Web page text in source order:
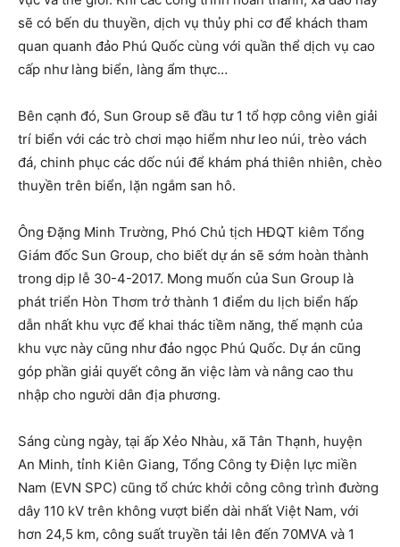
sẽ có bến du thuyền, dịch vụ thủy phi cơ để khách tham
quan quanh đảo Phú Quốc cùng với quần thể dịch vụ cao
cấp như làng biển, làng ẩm thực…
Bên cạnh đó, Sun Group sẽ đầu tư 1 tổ hợp công viên giải
trí biển với các trò chơi mạo hiểm như leo núi, trèo vách
đá, chinh phục các dốc núi để khám phá thiên nhiên, chèo
thuyền trên biển, lặn ngắm san hô.
Ông Đặng Minh Trường, Phó Chủ tịch HĐQT kiêm Tổng
Giám đốc Sun Group, cho biết dự án sẽ sớm hoàn thành
trong dịp lễ 30-4-2017. Mong muốn của Sun Group là
phát triển Hòn Thơm trở thành 1 điểm du lịch biển hấp
dẫn nhất khu vực để khai thác tiềm năng, thế mạnh của
khu vực này cũng như đảo ngọc Phú Quốc. Dự án cũng
góp phần giải quyết công ăn việc làm và nâng cao thu
nhập cho người dân địa phương.
Sáng cùng ngày, tại ấp Xẻo Nhàu, xã Tân Thạnh, huyện
An Minh, tỉnh Kiên Giang, Tổng Công ty Điện lực miền
Nam (EVN SPC) cũng tổ chức khởi công công trình đường
dây 110 kV trên không vượt biển dài nhất Việt Nam, với
hơn 24,5 km, công suất truyền tải lên đến 70MVA và 1